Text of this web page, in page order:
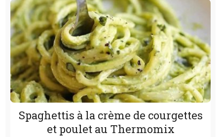
Spaghettis à la crème de courgettes
et poulet au Thermomix